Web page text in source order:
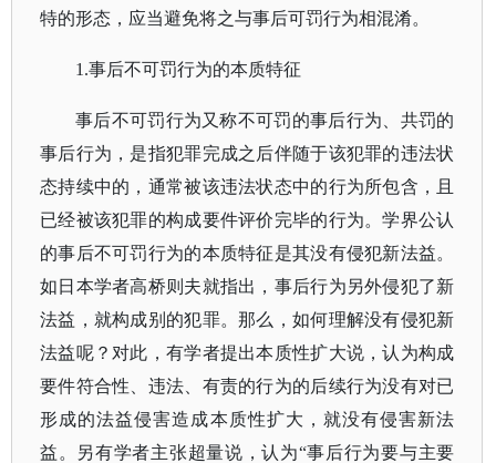
特的形态，应当避免将之与事后可罚行为相混淆。
1.事后不可罚行为的本质特征
事后不可罚行为又称不可罚的事后行为、共罚的
事后行为，是指犯罪完成之后伴随于该犯罪的违法状
态持续中的，通常被该违法状态中的行为所包含，且
已经被该犯罪的构成要件评价完毕的行为。学界公认
的事后不可罚行为的本质特征是其没有侵犯新法益。
如日本学者高桥则夫就指出，事后行为另外侵犯了新
法益，就构成别的犯罪。那么，如何理解没有侵犯新
法益呢？对此，有学者提出本质性扩大说，认为构成
要件符合性、违法、有责的行为的后续行为没有对已
形成的法益侵害造成本质性扩大，就没有侵害新法
益。另有学者主张超量说，认为“事后行为要与主要